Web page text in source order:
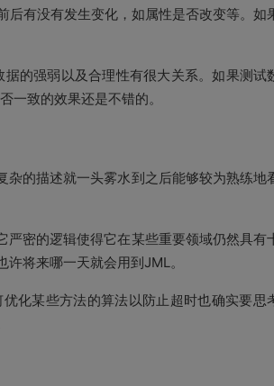
后有没有发生变化，如属性是否改变等。如
的强弱以及合理性有很大关系。如果测试
一致的效果还是不错的。
的描述就一头雾水到之后能够较为熟练地
密的逻辑使得它在某些重要领域仍然具有
许将来哪一天就会用到JML。
化某些方法的算法以防止超时也确实要思